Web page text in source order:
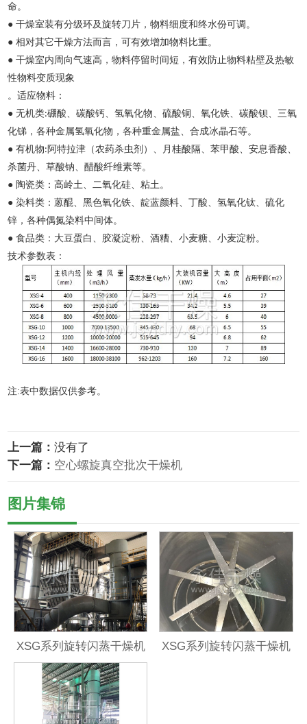
命。
● 干燥室装有分级环及旋转刀片，物料细度和终水份可调。
● 相对其它干燥方法而言，可有效增加物料比重。
● 干燥室内周向气速高，物料停留时间短，有效防止物料粘壁及热敏
性物料变质现象
。适应物料：
● 无机类:硼酸、碳酸钙、氢氧化物、硫酸铜、氧化铁、碳酸钡、三氧
化锑，各种金属氢氧化物，各种重金属盐、合成冰晶石等。
● 有机物: 阿特拉津（农药杀虫剂）、月桂酸隔、苯甲酸、安息香酸、
杀菌丹、草酸钠、醋酸纤维素等。
● 陶瓷类：高岭土、二氧化硅、粘土。
● 染料类：蒽醌、黑色氧化铁、靛蓝颜料、丁酸、氢氧化钛、硫化
锌，各种偶氮染料中间体。
● 食品类：大豆蛋白、胶凝淀粉、酒糟、小麦糖、小麦淀粉。
技术参数表：
注:表中数据仅供参考。
上一篇：没有了
下一篇： 空心螺旋真空批次干燥机
图片集锦
XSG系列旋转闪蒸干燥机 XSG系列旋转闪蒸干燥机